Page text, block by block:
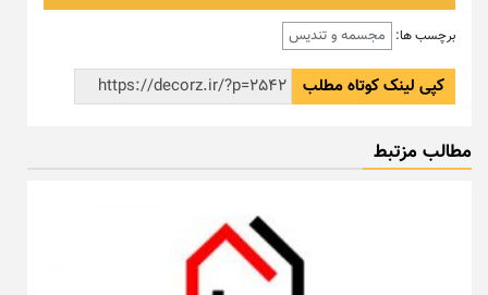
برچسب ها: مجسمه و تندیس
کپی لینک کوتاه مطلب
مطالب مزتبط